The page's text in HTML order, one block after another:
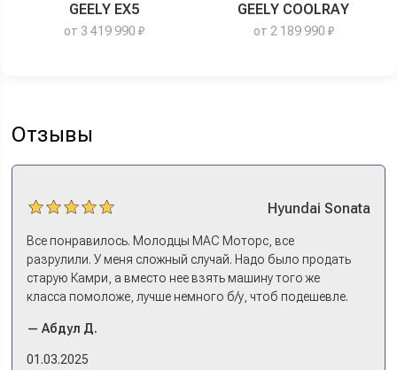
GEELY EX5
от 3 419 990 ₽
GEELY COOLRAY
от 2 189 990 ₽
Отзывы
Hyundai Sonata
Все понравилось. Молодцы МАС Моторс, все
разрулили. У меня сложный случай. Надо было продать
старую Камри, а вместо нее взять машину того же
класса помоложе, лучше немного б/у, чтоб подешевле.
либо самому всем этим заниматься – а работать когда?
Либо искать салон, где есть нормальный трейд-ин. И
— Абдул Д.
01.03.2025